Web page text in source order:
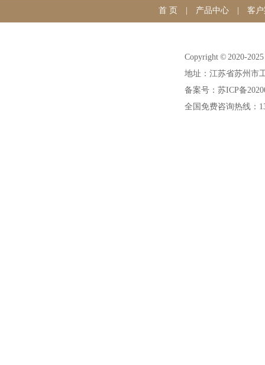
首 页 产品中心| 客
Copyright © 2020-
地址：江苏省苏州市
备案号：苏ICP备
全国免费咨询热线：